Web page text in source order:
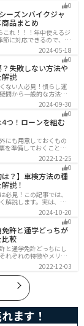
0
ーズンバイクジャ
品まとめ
れ！！！年中使えるジ
節に対応できるので、出
ど極端な季節に乗る場
快適になるのでツーリ
ください。
2024-05-18
0
失敗しない方法や
解説
ない人必見！慣らし運
問から一般的な方法、
説します。注意点や中
し運転後にやるべきこ
クを買おうとしている
2024-09-30
0
つ！ローンを組む
にも用意しておくもの
を準備しておくことで
むので、しっかりと準
2022-12-25
0
は？】車検方法の種
説！
必見！この記事では、
解説します。実は、バ
～70,000円程度です。
識が深まり、費用対効
2024-10-20
0
許と通学どっちが
比較
と通学免許どっちにし
れぞれの特徴やメリッ
く安く免許取得したい
りたいなら通学免許が
得方法を選んでくだ
2022-12-03
ます！